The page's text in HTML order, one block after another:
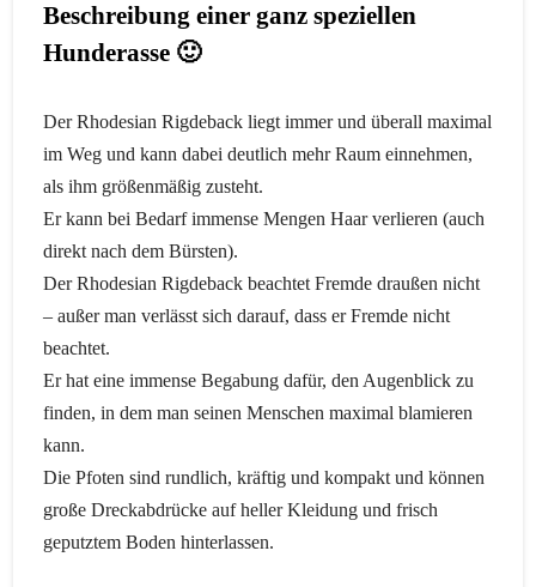
Beschreibung einer ganz speziellen
Hunderasse 🙂
Der Rhodesian Rigdeback liegt immer und überall maximal
im Weg und kann dabei deutlich mehr Raum einnehmen,
als ihm größenmäßig zusteht.
Er kann bei Bedarf immense Mengen Haar verlieren (auch
direkt nach dem Bürsten).
Der Rhodesian Rigdeback beachtet Fremde draußen nicht
– außer man verlässt sich darauf, dass er Fremde nicht
beachtet.
Er hat eine immense Begabung dafür, den Augenblick zu
finden, in dem man seinen Menschen maximal blamieren
kann.
Die Pfoten sind rundlich, kräftig und kompakt und können
große Dreckabdrücke auf heller Kleidung und frisch
geputztem Boden hinterlassen.